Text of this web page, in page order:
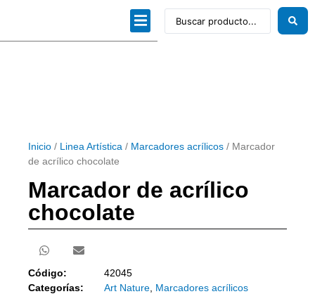
Inicio / Linea Artística / Marcadores acrílicos / Marcador
de acrílico chocolate
Marcador de acrílico
chocolate
Código:
42045
Categorías:
Art Nature Marcadores acrílicos